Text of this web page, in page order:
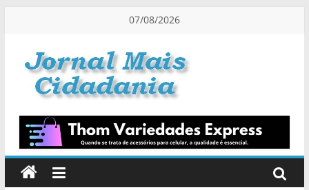
conteúdo
07/08/2026
Jornal
Mais
Cidadania